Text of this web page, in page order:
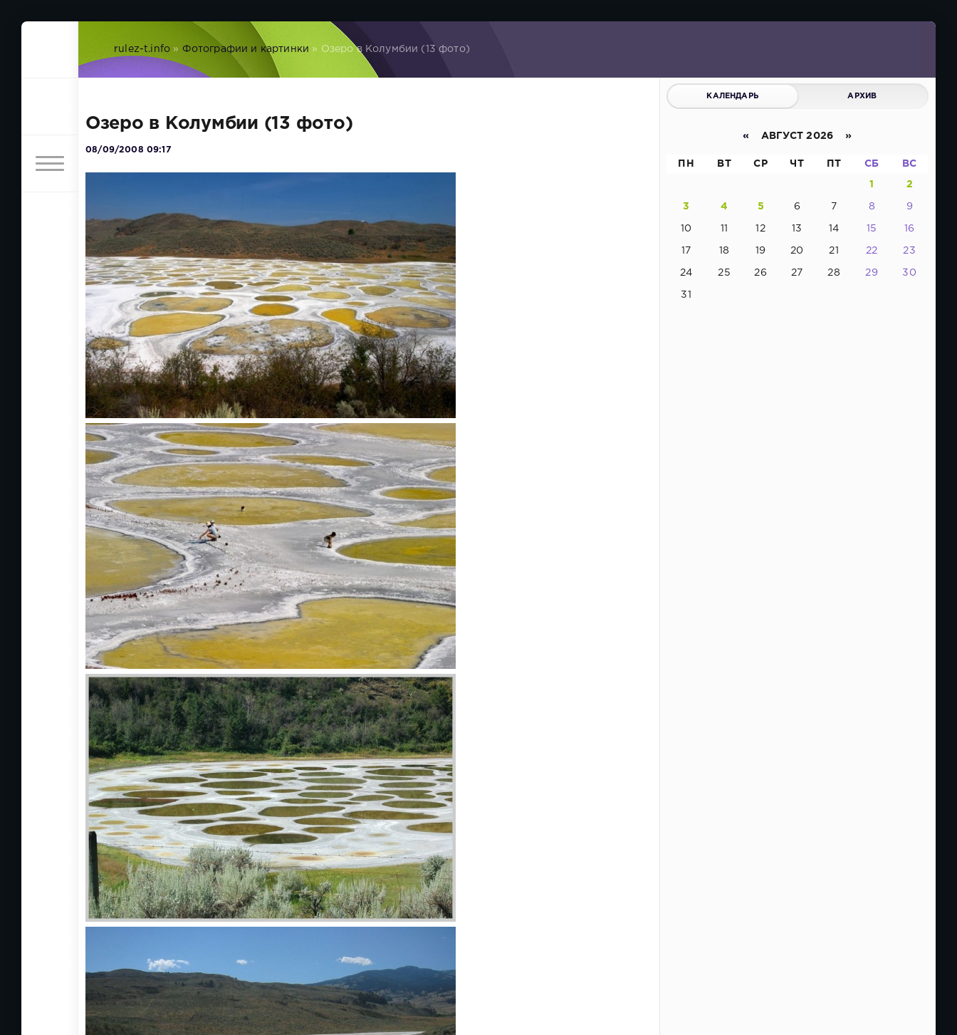
rulez-t.info » Фотографии и картинки » Озеро в Колумбии (13 фото)
Озеро в Колумбии (13 фото)
08/09/2008 09:17
КАЛЕНДАРЬ АРХИВ
« АВГУСТ 2026 »
ПН ВТ СР ЧТ ПТ СБ ВС
1 2
3 4 5 6 7 8 9
10 11 12 13 14 15 16
17 18 19 20 21 22 23
24 25 26 27 28 29 30
31